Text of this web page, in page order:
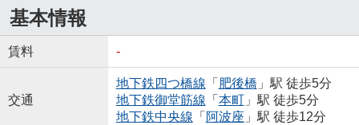
基本情報
賃料 -
交通
地下鉄四つ橋線 「 肥後橋 」駅 徒歩5分
地下鉄御堂筋線 「 本町」駅 徒歩5分
地下鉄中央線 「 阿波座 」駅 徒歩12分